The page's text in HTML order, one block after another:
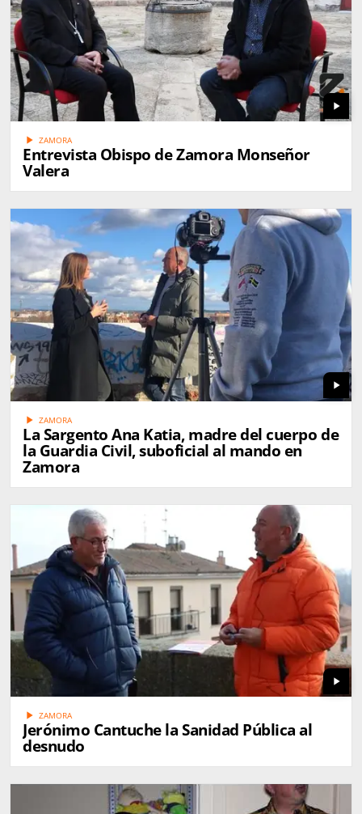
play_arrow
play_arrow ZAMORA
Entrevista Obispo de Zamora Monseñor
Valera
play_arrow
play_arrow ZAMORA
La Sargento Ana Katia, madre del cuerpo de
la Guardia Civil, suboficial al mando en
Zamora
play_arrow
play_arrow ZAMORA
Jerónimo Cantuche la Sanidad Pública al
desnudo